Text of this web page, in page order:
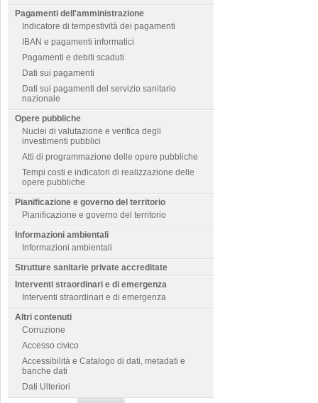
Pagamenti dell'amministrazione
Indicatore di tempestività dei pagamenti
IBAN e pagamenti informatici
Pagamenti e debiti scaduti
Dati sui pagamenti
Dati sui pagamenti del servizio sanitario
nazionale
Opere pubbliche
Nuclei di valutazione e verifica degli
investimenti pubblici
Atti di programmazione delle opere pubbliche
Tempi costi e indicatori di realizzazione delle
opere pubbliche
Pianificazione e governo del territorio
Pianificazione e governo del territorio
Informazioni ambientali
Informazioni ambientali
Strutture sanitarie private accreditate
Interventi straordinari e di emergenza
Interventi straordinari e di emergenza
Altri contenuti
Corruzione
Accesso civico
Accessibilità e Catalogo di dati, metadati e
banche dati
Dati Ulteriori